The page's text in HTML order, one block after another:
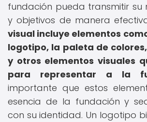
fundación pueda transmitir su
y objetivos de manera
visual incluye elementos
logotipo, la paleta de
y otros elementos visuales
para representar a la
importante que estos
esencia de la fundación y
con su identidad. Un logotipo